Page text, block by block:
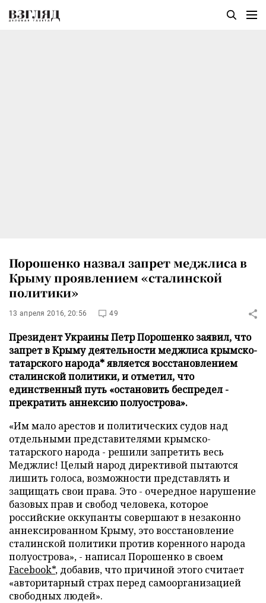
Порошенко назвал запрет меджлиса в
Крыму проявлением «сталинской
политики»
13 апреля 2016, 20:56 49
Президент Украины Петр Порошенко заявил, что
запрет в Крыму деятельности меджлиса крымско-
татарского народа* является восстановлением
сталинской политики, и отметил, что
единственный путь «остановить беспредел -
прекратить аннексию полуострова».
«Им мало арестов и политических судов над
отдельными представителями крымско-
татарского народа - решили запретить весь
Меджлис! Целый народ директивой пытаются
лишить голоса, возможности представлять и
защищать свои права. Это - очередное нарушение
базовых прав и свобод человека, которое
российские оккупанты совершают в незаконно
аннексированном Крыму, это восстановление
сталинской политики против коренного народа
полуострова», - написал Порошенко в своем
Facebook*, добавив, что причиной этого считает
«авторитарный страх перед самоорганизацией
свободных людей».